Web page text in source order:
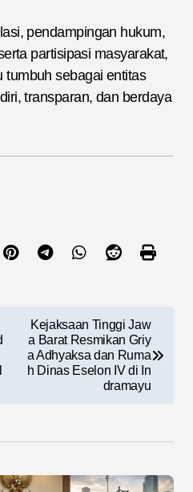
pendampingan hukum,
partisipasi masyarakat,
tumbuh sebagai entitas
transparan, dan berdaya
Kejaksaan Tinggi Jaw
a Barat Resmikan Griy
a Adhyaksa dan Ruma
h Dinas Eselon IV di In
dramayu